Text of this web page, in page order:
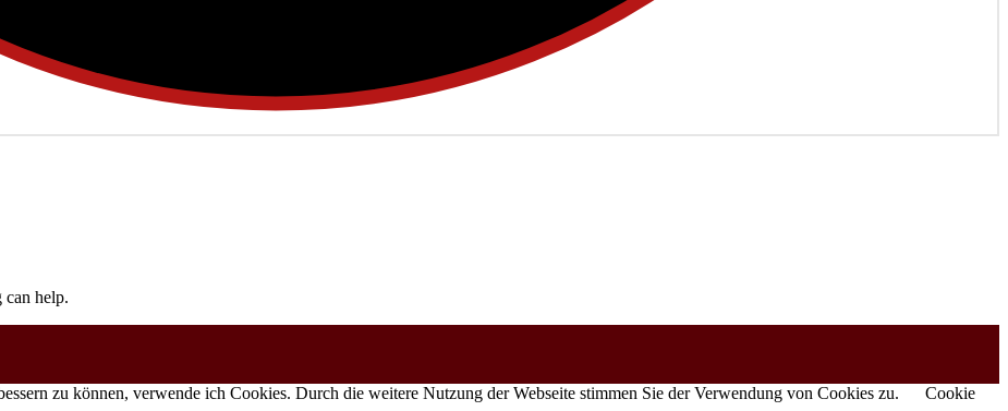
can help.
zu können, verwende ich Cookies. Durch die weitere Nutzung der Webseite stimmen Sie der Verwendung von Cookies zu.
Cookie